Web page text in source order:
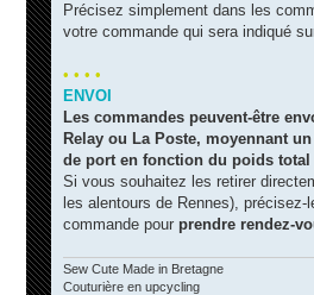
Précisez simplement dans les
votre commande qui sera indiqué
• • • •
ENVOI
Les commandes peuvent-être
Relay ou La Poste, moyennant
de port en fonction du poids total
Si vous souhaitez les retirer
les alentours de Rennes), précisez-
commande pour prendre rendez-
Sew Cute Made in Bretagne
Couturière en upcycling